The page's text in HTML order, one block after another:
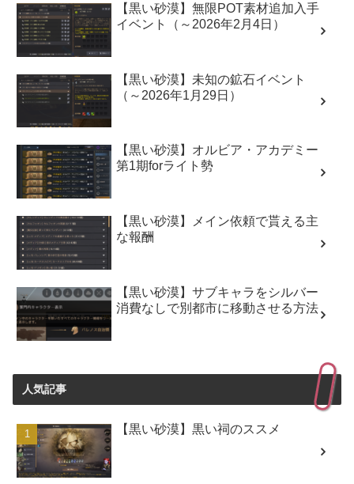
【黒い砂漠】無限POT素材追加入手
イベント（～2026年2月4日）
【黒い砂漠】未知の鉱石イベント
（～2026年1月29日）
【黒い砂漠】オルビア・アカデミー
第1期forライト勢
【黒い砂漠】メイン依頼で貰える主
な報酬
【黒い砂漠】サブキャラをシルバー
消費なしで別都市に移動させる方法
人気記事
【黒い砂漠】黒い祠のススメ